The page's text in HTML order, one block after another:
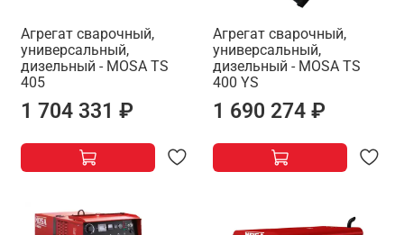
Агрегат сварочный,
универсальный,
дизельный - MOSA TS
405
1 704 331 ₽
Агрегат сварочный,
универсальный,
дизельный - MOSA TS
400 YS
1 690 274 ₽